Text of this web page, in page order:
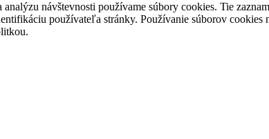
návštevnosti používame súbory cookies. Tie
používateľa stránky. Používanie súborov